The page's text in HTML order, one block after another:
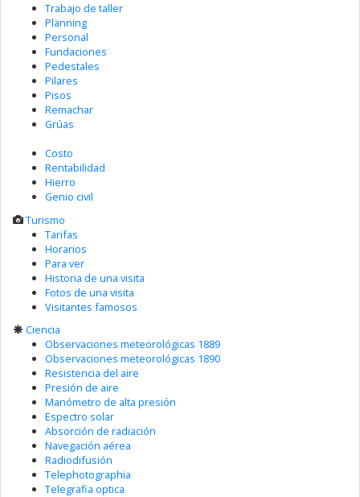
Trabajo de taller
Planning
Personal
Fundaciones
Pedestales
Pilares
Pisos
Remachar
Grúas
Costo
Rentabilidad
Hierro
Genio civil
Turismo
Tarifas
Horarios
Para ver
Historia de una visita
Fotos de una visita
Visitantes famosos
Ciencia
Observaciones meteorológicas 1889
Observaciones meteorológicas 1890
Resistencia del aire
Presión de aire
Manómetro de alta presión
Espectro solar
Absorción de radiación
Navegación aérea
Radiodifusión
Telephotographia
Telegrafia optica